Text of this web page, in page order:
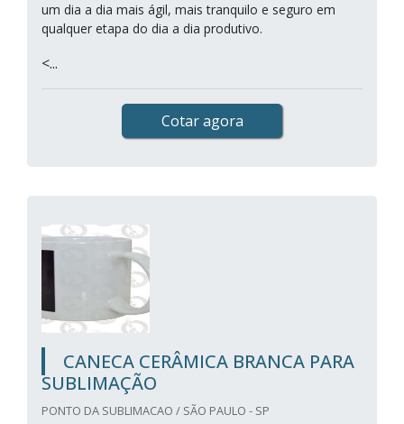
um dia a dia mais ágil, mais tranquilo e seguro em
qualquer etapa do dia a dia produtivo.
<...
Cotar agora
CANECA CERÂMICA BRANCA PARA
SUBLIMAÇÃO
PONTO DA SUBLIMACAO / SÃO PAULO - SP